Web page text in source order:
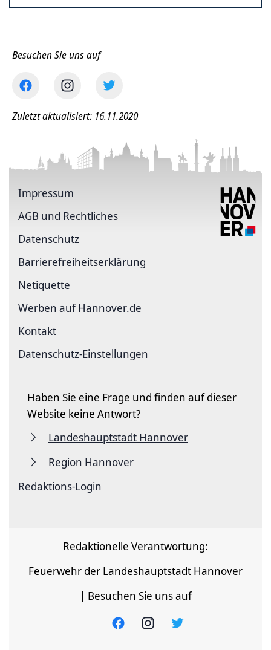
Besuchen Sie uns auf
Zuletzt aktualisiert: 16.11.2020
Impressum
AGB und Rechtliches
Datenschutz
Barriere­freiheits­erklärung
Netiquette
Werben auf Hannover.de
Kontakt
Datenschutz-Einstellungen
Haben Sie eine Frage und finden auf dieser
Website keine Antwort?
Landeshauptstadt Hannover
Region Hannover
Redaktions-Login
Redaktionelle Verantwortung:
Feuerwehr der Landeshauptstadt Hannover
| Besuchen Sie uns auf